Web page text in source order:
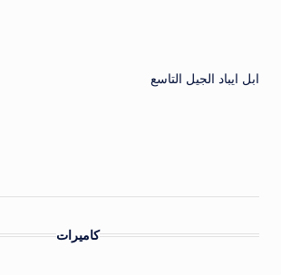
ابل ايباد الجيل التاسع
كاميرات